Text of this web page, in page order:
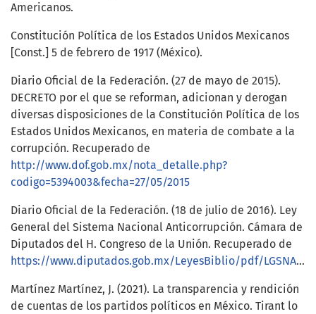
Americanos.
Constitución Política de los Estados Unidos Mexicanos
[Const.] 5 de febrero de 1917 (México).
Diario Oficial de la Federación. (27 de mayo de 2015).
DECRETO por el que se reforman, adicionan y derogan
diversas disposiciones de la Constitución Política de los
Estados Unidos Mexicanos, en materia de combate a la
corrupción. Recuperado de
http://www.dof.gob.mx/nota_detalle.php?
codigo=5394003&fecha=27/05/2015
Diario Oficial de la Federación. (18 de julio de 2016). Ley
General del Sistema Nacional Anticorrupción. Cámara de
Diputados del H. Congreso de la Unión. Recuperado de
https://www.diputados.gob.mx/LeyesBiblio/pdf/LGSNA_200521.pdf
Martínez Martínez, J. (2021). La transparencia y rendición
de cuentas de los partidos políticos en México. Tirant lo